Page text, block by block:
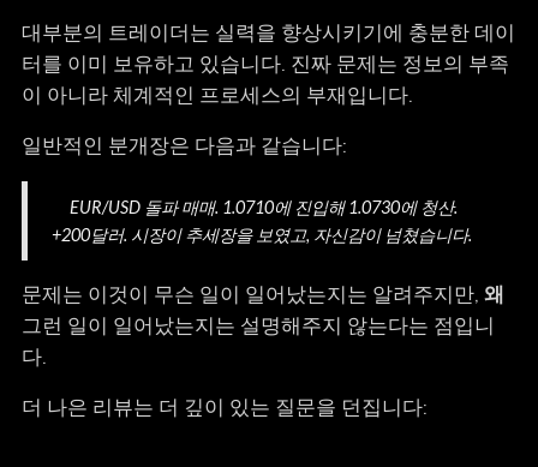
대부분의 트레이더는 실력을 향상시키기에 충분한 데이
터를 이미 보유하고 있습니다. 진짜 문제는 정보의 부족
이 아니라 체계적인 프로세스의 부재입니다.
일반적인 분개장은 다음과 같습니다:
EUR/USD 돌파 매매. 1.0710에 진입해 1.0730에 청산.
+200달러. 시장이 추세장을 보였고, 자신감이 넘쳤습니다.
문제는 이것이 무슨 일이 일어났는지는 알려주지만, 왜
그런 일이 일어났는지는 설명해주지 않는다는 점입니
다.
더 나은 리뷰는 더 깊이 있는 질문을 던집니다: